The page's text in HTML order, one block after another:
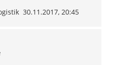
30.11.2017, 20:45